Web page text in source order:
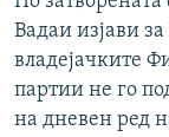
Вадаи изјави
владејачките
партии не го
на дневен ред